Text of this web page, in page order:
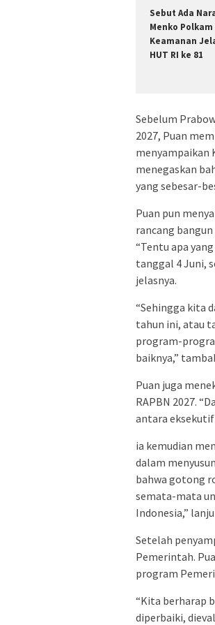
Sebut Ada
Menko
Keamanan
HUT RI ke 81
Sebelum
2027, Puan
menyampaikan
menegaskan
yang sebesar-
Puan pun
rancang
“Tentu apa
tanggal 4 Juni,
jelasnya.
“Sehingga kita
tahun ini, atau
program-
baiknya,”
Puan juga
RAPBN 2027.
antara eksekutif
ia kemudian
dalam
bahwa gotong
semata-mata
Indonesia,”
Setelah
Pemerintah.
program
“Kita berharap
diperbaiki,